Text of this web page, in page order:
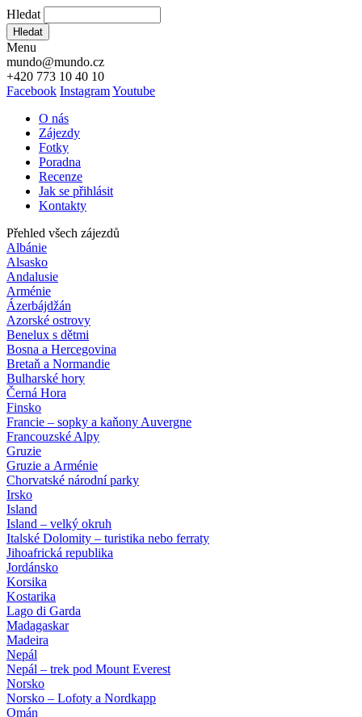
Hledat
Hledat
Menu
mundo@mundo.cz
+420 773 10 40 10
Facebook InstagramYoutube
O nás
Zájezdy
Fotky
Poradna
Recenze
Jak se přihlásit
Kontakty
Přehled všech zájezdů
Albánie
Alsasko
Andalusie
Arménie
Ázerbájdžán
Azorské ostrovy
Benelux s dětmi
Bosna a Hercegovina
Bretaň a Normandie
Bulharské hory
Černá Hora
Finsko
Francie – sopky a kaňony Auvergne
Francouzské Alpy
Gruzie
Gruzie a Arménie
Chorvatské národní parky
Irsko
Island
Island – velký okruh
Italské Dolomity – turistika nebo ferraty
Jihoafrická republika
Jordánsko
Korsika
Kostarika
Lago di Garda
Madagaskar
Madeira
Nepál
Nepál – trek pod Mount Everest
Norsko
Norsko – Lofoty a Nordkapp
Omán